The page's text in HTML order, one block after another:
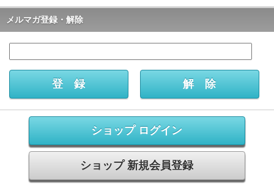
メルマガ登録・解除
ショップ ログイン
ショップ 新規会員登録